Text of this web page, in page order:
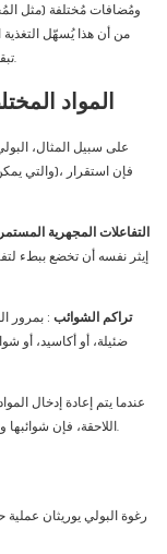
ومُضافات مُختلفة (مثل
من أن هذا يُسهّل التغذية
تبقى كمية صغيرة من المواد المُختلطة مسبقًا في قاع الخزان.
1. المواد
التفاعلات المجهرية
إيثر نفسه أن تخضع ببطء
تراكم الشوائب : بمرور
ضئيلة، أو أكاسيد، أو
عندما يتم إعادة إدخال
اللاحقة، فإن شوائبها ونشاطها المتغير يصبحان المصدر الكيميائي للعيوب النوعية.
رغوة البولي يوريثان